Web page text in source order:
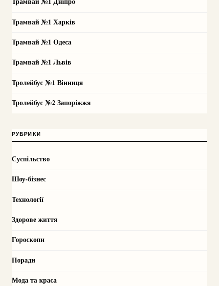
Трамвай №1 Харків
Трамвай №1 Одеса
Трамвай №1 Львів
Тролейбус №1 Вінниця
Тролейбус №2 Запоріжжя
РУБРИКИ
Суспільство
Шоу-бізнес
Технології
Здорове життя
Гороскопи
Поради
Мода та краса